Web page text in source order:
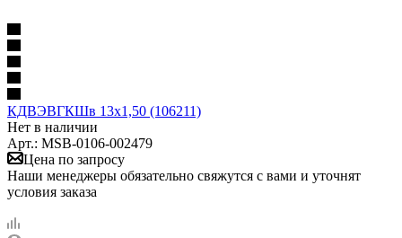
КДВЭВГКШв 13х1,50 (106211)
Нет в наличии
Арт.: MSB-0106-002479
Цена по запросу
Наши менеджеры обязательно свяжутся с вами и уточнят
условия заказа